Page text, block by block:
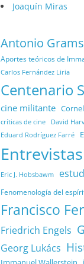
Joaquín Miras
Antonio
Aportes teóricos de
Carlos Fernández Liria
Centenario
cine militante
críticas de cine David
Eduard Rodríguez Farré
Eric J. Hobsbawm
Fenomenología del
Francisco
Friedrich Engels
Georg Lukács